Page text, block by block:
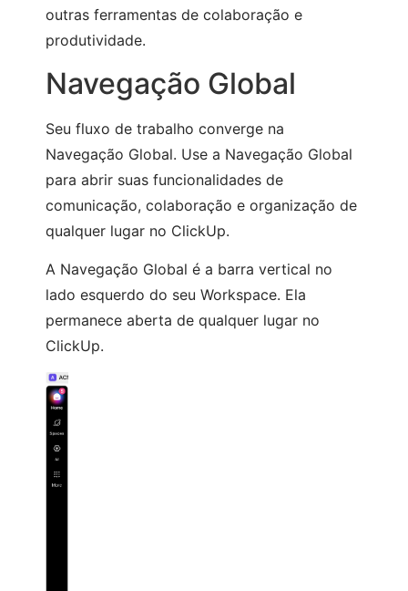
outras ferramentas de colaboração e
produtividade.
Navegação Global
Seu fluxo de trabalho converge na
Navegação Global. Use a Navegação Global
para abrir suas funcionalidades de
comunicação, colaboração e organização de
qualquer lugar no ClickUp.
A Navegação Global é a barra vertical no
lado esquerdo do seu Workspace. Ela
permanece aberta de qualquer lugar no
ClickUp.